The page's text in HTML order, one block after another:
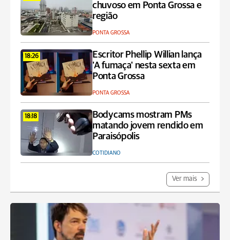
chuvoso em Ponta Grossa e
região
PONTA GROSSA
18:26
Escritor Phellip Willian lança
'A fumaça' nesta sexta em
Ponta Grossa
PONTA GROSSA
18:18
Bodycams mostram PMs
matando jovem rendido em
Paraisópolis
COTIDIANO
Ver mais